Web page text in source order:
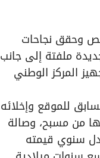
وحقق نجاحات
ملفتة إلى جانب
المركز الوطني
للموقع وإخلائه
ومرافقها من مسبح، وصالة
سنوي قيمته